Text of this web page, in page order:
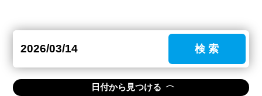
検 索
日付から見つける 〈